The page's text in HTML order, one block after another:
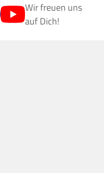
Wir freuen uns
auf Dich!